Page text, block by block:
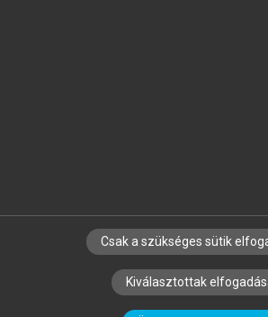
SZERZŐKNEK CÉGEKNEK
SZERKESZTÉSI ÉS LEKTORÁLÁSI
Csak a szükséges sütik
Kiválasztottak